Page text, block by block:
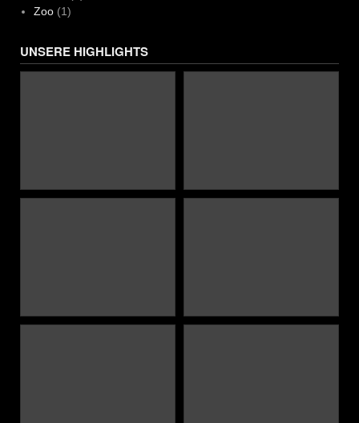
Zoo(1)
UNSERE HIGHLIGHTS